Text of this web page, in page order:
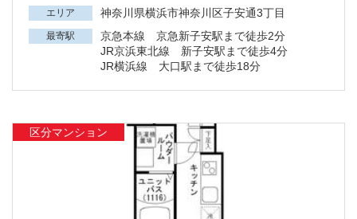
エリア 神奈川県横浜市神奈川区子安通3丁目
最寄駅
京急本線 京急新子安駅まで徒歩2分
JR京浜東北線 新子安駅まで徒歩4分
JR横浜線 大口駅まで徒歩18分
区分マンション